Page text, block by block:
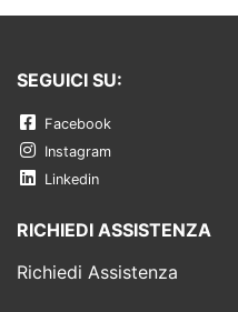
SEGUICI SU:
Facebook
Instagram
Linkedin
RICHIEDI ASSISTENZA
Richiedi Assistenza